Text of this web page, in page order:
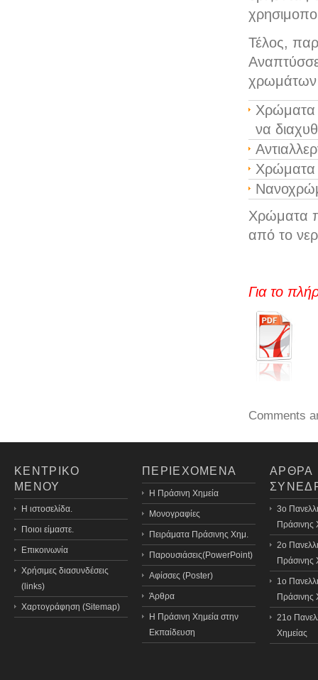
Τέλος,
χρωμάτων
Χρώματα
να
Χρώματα
Χρώματα
από το
Για το
Comments
ΚΕΝΤΡΙΚΟ
ΜΕΝΟΥ
Η ιστοσελίδα.
Ποιοι είμαστε.
Επικοινωνία
Χρήσιμες διασυνδέσεις
(links)
Χαρτογράφηση (Sitemap)
ΠΕΡΙΕΧΟΜΕΝΑ
H Πράσινη Χημεία
Μονογραφίες
Πειράματα Πράσινης Χημ.
Παρουσιάσεις(PowerPoint)
Αφίσσες (Poster)
Άρθρα
Η Πράσινη Χημεία στην
Εκπαίδευση
ΑΡΘΡΑ
3o
Πράσινης
2ο
Πράσινης
1ο
Πράσινης
21o
Χημείας